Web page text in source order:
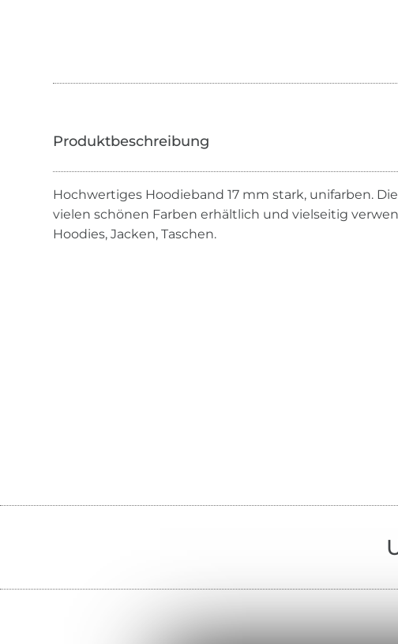
Hochwertiges Hoodieband 17 mm stark, unifarben.
vielen schönen Farben erhältlich und vielseitig
Hoodies, Jacken, Taschen.